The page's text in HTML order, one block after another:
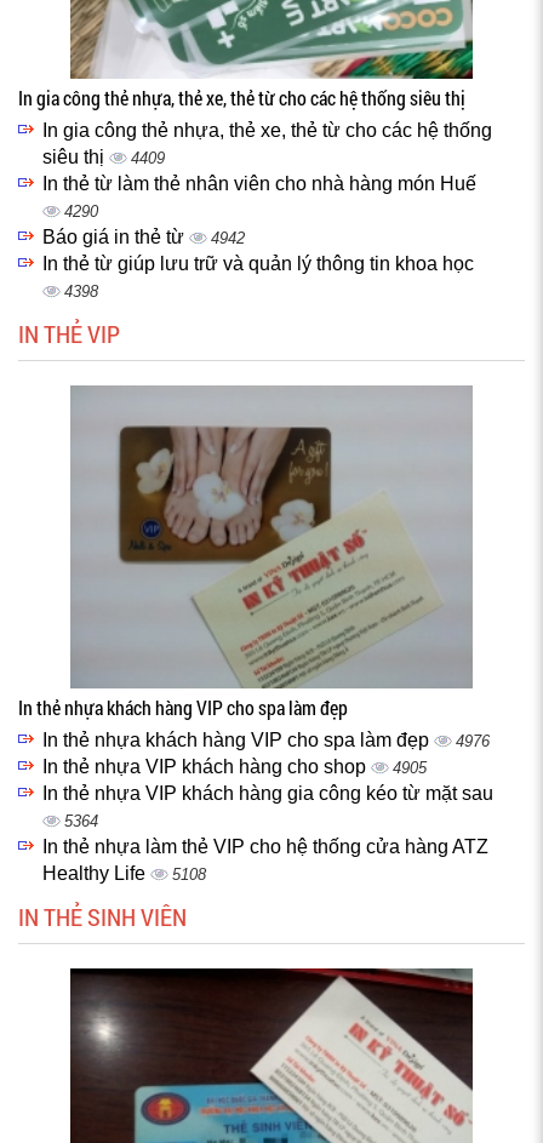
In gia công thẻ nhựa, thẻ xe, thẻ từ cho các hệ thống siêu thị
In gia công thẻ nhựa, thẻ xe, thẻ từ cho các hệ thống
siêu thị
4409
In thẻ từ làm thẻ nhân viên cho nhà hàng món Huế
4290
Báo giá in thẻ từ 4942
In thẻ từ giúp lưu trữ và quản lý thông tin khoa học
4398
IN THẺ VIP
In thẻ nhựa khách hàng VIP cho spa làm đẹp
In thẻ nhựa khách hàng VIP cho spa làm đẹp 4976
In thẻ nhựa VIP khách hàng cho shop 4905
In thẻ nhựa VIP khách hàng gia công kéo từ mặt sau
5364
In thẻ nhựa làm thẻ VIP cho hệ thống cửa hàng ATZ
Healthy Life
5108
IN THẺ SINH VIÊN